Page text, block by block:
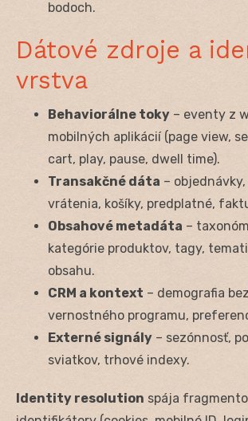
bodoch.
Dátové zdroje a
vrstva
Behaviorálne toky – eventy z
mobilných aplikácií (page view,
cart, play, pause, dwell time).
Transakčné dáta –
vrátenia, košíky, predplatné,
Obsahové metadáta –
kategórie produktov, tagy,
obsahu.
CRM a kontext – demografia
vernostného programu,
Externé signály – sezónnosť,
sviatkov, trhové indexy.
Identity resolution spája